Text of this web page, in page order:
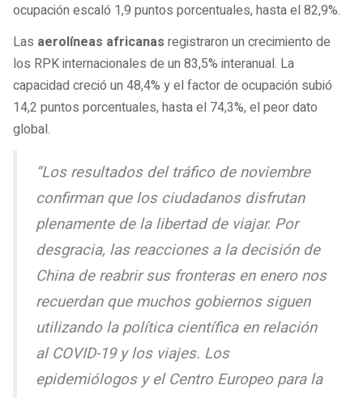
ocupación escaló 1,9 puntos porcentuales, hasta el 82,9%.
Las aerolíneas africanas registraron un crecimiento de
los RPK internacionales de un 83,5% interanual. La
capacidad creció un 48,4% y el factor de ocupación subió
14,2 puntos porcentuales, hasta el 74,3%, el peor dato
global.
“Los resultados del tráfico de noviembre
confirman que los ciudadanos disfrutan
plenamente de la libertad de viajar. Por
desgracia, las reacciones a la decisión de
China de reabrir sus fronteras en enero nos
recuerdan que muchos gobiernos siguen
utilizando la política científica en relación
al COVID-19 y los viajes. Los
epidemiólogos y el Centro Europeo para la